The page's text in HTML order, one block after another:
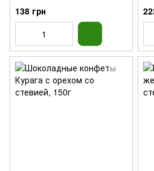
138 грн